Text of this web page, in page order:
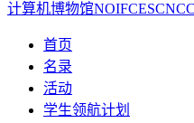
计算机博物馆NOIFCESCNCC
首页
名录
活动
学生领航计划